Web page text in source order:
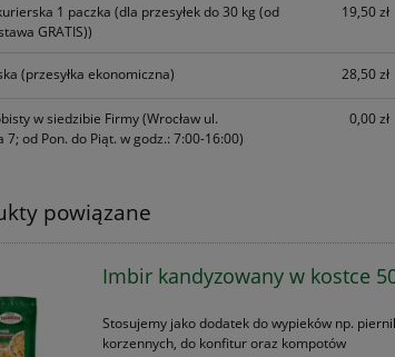
1 paczka (dla przesyłek do 30 kg (od
GRATIS))
19,50 zł
(przesyłka ekonomiczna) 28,50 zł
w siedzibie Firmy(Wrocław ul.
7; od Pon. do Piąt. w godz.: 7:00-16:00)
0,00 zł
powiązane
Imbir kandyzowany w kostce
Stosujemy jako dodatek do wypieków np.
korzennych, do konfitur oraz kompotów